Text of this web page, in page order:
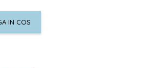
IN COS